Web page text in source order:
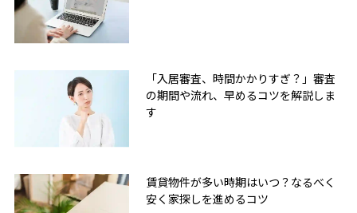
「入居審査、時間かかりすぎ？」審査
の期間や流れ、早めるコツを解説しま
す
賃貸物件が多い時期はいつ？なるべく
安く家探しを進めるコツ